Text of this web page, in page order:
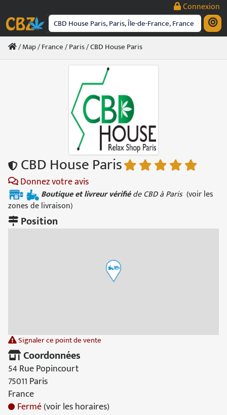
contenu
Connexion
/Map/France/Paris/ CBD House Paris
CBD House Paris
Donnez votre avis
Boutique et livreur vérifiéde CBD à Paris (voir les
zones de livraison)
Position
Signaler ce point de vente
Coordonnées
54 Rue Popincourt
75011 Paris
France
Fermé(voir les horaires)